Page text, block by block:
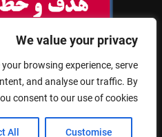
We value your privacy
browsing experience, serve
and analyse our traffic. By
consent to our use of cookies.
Customise
All